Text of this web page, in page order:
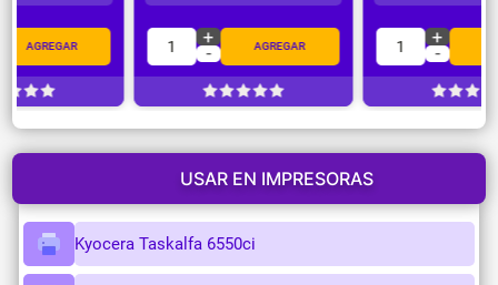
1 AGREGAR 1 AGREGAR
USAR EN IMPRESORAS
Kyocera Taskalfa 6550ci